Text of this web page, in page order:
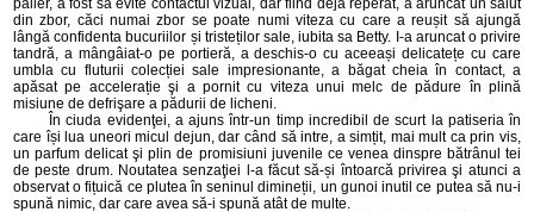
palier, a fost să evite contactul vizual, dar fiind deja reperat, a aruncat un salut
din zbor, căci numai zbor se poate numi viteza cu care a reușit să ajungă
lângă confidenta bucuriilor și tristeților sale, iubita sa Betty. I-a aruncat o privire
tandră, a mângâiat-o pe portieră, a deschis-o cu aceeași delicatețe cu care
umbla cu fluturii colecției sale impresionante, a băgat cheia în contact, a
apăsat pe accelerație şi a pornit cu viteza unui melc de pădure în plină
misiune de defrişare a pădurii de licheni.
În ciuda evidenţei, a ajuns într-un timp incredibil de scurt la patiseria în
care își lua uneori micul dejun, dar când să intre, a simțit, mai mult ca prin vis,
un parfum delicat şi plin de promisiuni juvenile ce venea dinspre bătrânul tei
de peste drum. Noutatea senzaţiei l-a făcut să-și întoarcă privirea şi atunci a
observat o fițuică ce plutea în seninul dimineții, un gunoi inutil ce putea să nu-i
spună nimic, dar care avea să-i spună atât de multe.